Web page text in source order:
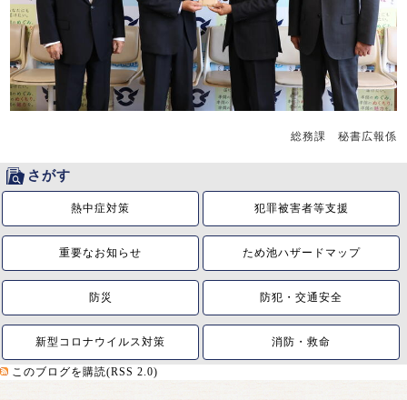
総務課 秘書広報係
さがす
熱中症対策 犯罪被害者等支援
重要なお知らせ ため池ハザードマップ
防災 防犯・交通安全
新型コロナウイルス対策 消防・救命
このブログを購読(RSS 2.0)